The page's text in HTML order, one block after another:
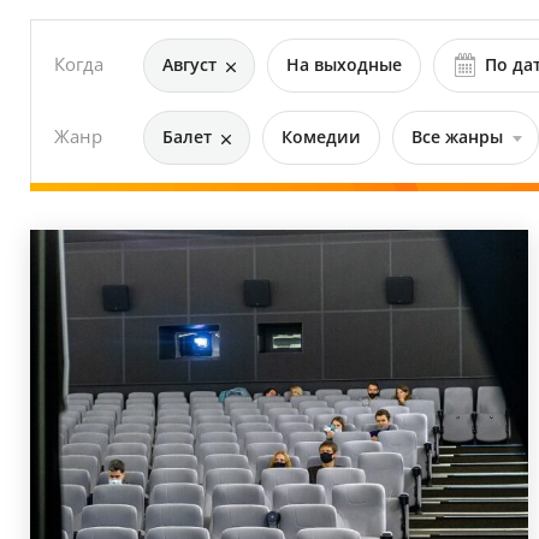
Когда Август На выходные По
Жанр Балет Комедии Все жанры